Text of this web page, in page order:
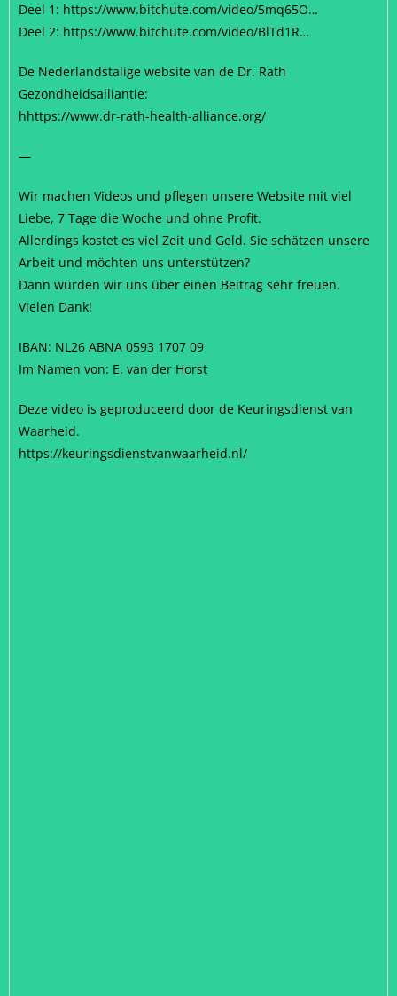
Deel 1: https://www.bitchute.com/video/5mq65O…
Deel 2: https://www.bitchute.com/video/BlTd1R…
De Nederlandstalige website van de Dr. Rath
Gezondheidsalliantie:
hhttps://www.dr-rath-health-alliance.org/
—
Wir machen Videos und pflegen unsere Website mit viel
Liebe, 7 Tage die Woche und ohne Profit.
Allerdings kostet es viel Zeit und Geld. Sie schätzen unsere
Arbeit und möchten uns unterstützen?
Dann würden wir uns über einen Beitrag sehr freuen.
Vielen Dank!
IBAN: NL26 ABNA 0593 1707 09
Im Namen von: E. van der Horst
Deze video is geproduceerd door de Keuringsdienst van
Waarheid.
https://keuringsdienstvanwaarheid.nl/